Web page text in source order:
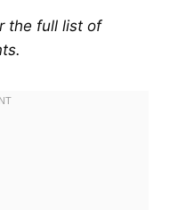
the full list of